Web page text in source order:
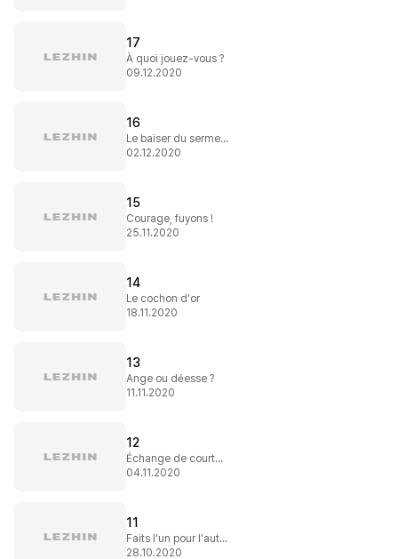
17
À quoi jouez-vous ?
09.12.2020
16
Le baiser du serment
02.12.2020
15
Courage, fuyons !
25.11.2020
14
Le cochon d'or
18.11.2020
13
Ange ou déesse ?
11.11.2020
12
Échange de courtoisies
04.11.2020
11
Faits l'un pour l'autre
28.10.2020